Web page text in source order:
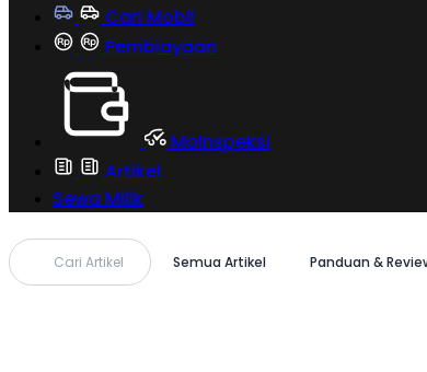
Cari Mobil
Pembiayaan
MoInspeksi
Artikel
Sewa Milik
Cari Artikel Semua Artikel Panduan &